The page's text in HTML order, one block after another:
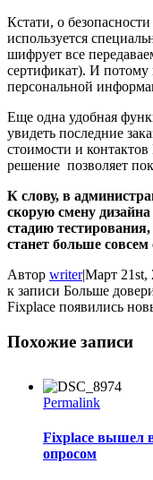
Кстати, о
используется
шифрует все
сертификат). И потому
персональной
Еще одна удобная
увидеть последние
стоимости и
решение позволяет
К слову, в
скорую смену
стадию
станет больше совсем
Автор writer|Март 21st,
к записи Больше
Fixplace появились
Похожие записи
Permalink
Fixplace вышел
опросом